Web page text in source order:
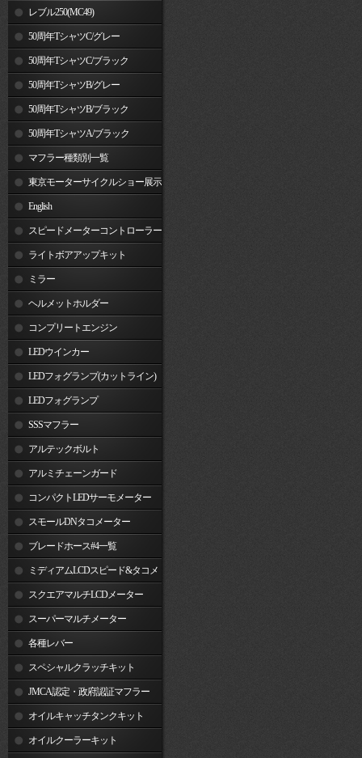
レブル250(MC49)
50周年TシャツC/グレー
50周年TシャツC/ブラック
50周年TシャツB/グレー
50周年TシャツB/ブラック
50周年TシャツA/ブラック
マフラー種類別一覧
東京モーターサイクルショー展示
車両 English
スピードメーターコントローラー
ライトボアアップキット
ミラー
ヘルメットホルダー
コンプリートエンジン
LEDウインカー
LEDフォグランプ(カットライン)
LEDフォグランプ
SSSマフラー
アルテックボルト
アルミチェーンガード
コンパクトLEDサーモメーター
スモールDNタコメーター
ブレードホース#4一覧
ミディアムLCDスピード&タコメ
ータースクエアマルチLCDメーター
スーパーマルチメーター
各種レバー
スペシャルクラッチキット
JMCA認定・政府認証マフラー
オイルキャッチタンクキット
オイルクーラーキット